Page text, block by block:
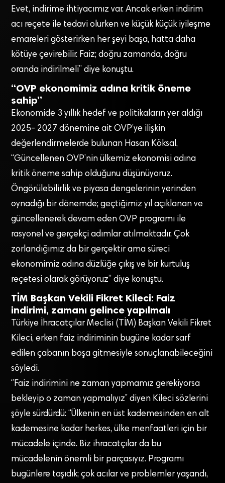
Evet, indirime ihtiyacımız var. Ancak erken indirim
acı reçete ile tedavi olurken ve küçük küçük iyileşme
emareleri gösterirken her şeyi başa, hatta daha
kötüye çevirebilir. Faiz; doğru zamanda, doğru
oranda indirilmeli” diye konuştu.
“OVP ekonomimiz adına kritik öneme
sahip”
Ekonomide 3 yıllık hedef ve politikaların yer aldığı
2025- 2027 dönemine ait OVP’ye ilişkin
değerlendirmelerde bulunan Hasan Köksal,
“Güncellenen OVP’nin ülkemiz ekonomisi adına
kritik öneme sahip olduğunu düşünüyoruz.
Öngörülebilirlik ve piyasa dengelerinin yerinden
oynadığı bir dönemde; geçtiğimiz yıl açıklanan ve
güncellenerek devam eden OVP programı ile
rasyonel ve gerçekçi adımlar atılmaktadır. Çok
zorlandığımız da bir gerçektir ama süreci
ekonomimiz adına düzlüğe çıkış ve bir kurtuluş
reçetesi olarak görüyoruz” diye konuştu.
TİM Başkan Vekili Fikret Kileci: Faiz
indirimi, zamanı gelince yapılmalı
Türkiye İhracatçılar Meclisi (TİM) Başkan Vekili Fikret
Kileci, erken faiz indiriminin bugüne kadar sarf
edilen çabanın boşa gitmesiyle sonuçlanabileceğini
söyledi.
‘’Faiz indirimini ne zaman yapmamız gerekiyorsa
bekleyip o zaman yapmalıyız’’ diyen Kileci sözlerini
şöyle sürdürdü: “Ülkenin en üst kademesinden en alt
kademesine kadar herkes, ülke menfaatleri için bir
mücadele içinde. Biz ihracatçılar da bu
mücadelenin önemli bir parçasıyız. Programı
bugünlere taşıdık; çok acılar ve problemler yaşandı,